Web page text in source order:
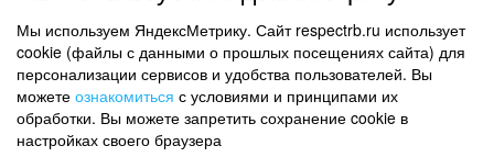
450071, г.Уфа, ул. 50 лет СССР, д.48 корп.1, офис 307
(347) 291 20 70
Контактная информация
Карта сайта
Мы используем ЯндексМетрику. Сайт respectrb.ru использует
cookie (файлы с данными о прошлых посещениях сайта) для
персонализации сервисов и удобства пользователей. Вы
можете ознакомиться с условиями и принципами их
обработки. Вы можете запретить сохранение cookie в
настройках своего браузера